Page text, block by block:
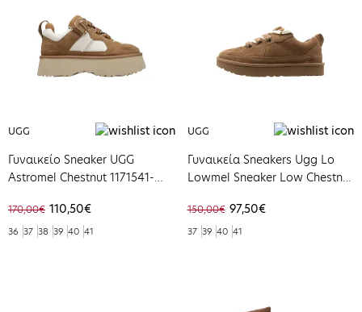
UGG
Γυναικείο Sneaker UGG
Astromel Chestnut 1171541-
170,00€ 110,50€
36 37 38 39 40 41
UGG
Γυναικεία Sneakers Ugg Lo
Lowmel Sneaker Low Chestnut
150,00€ 97,50€
37 39 40 41